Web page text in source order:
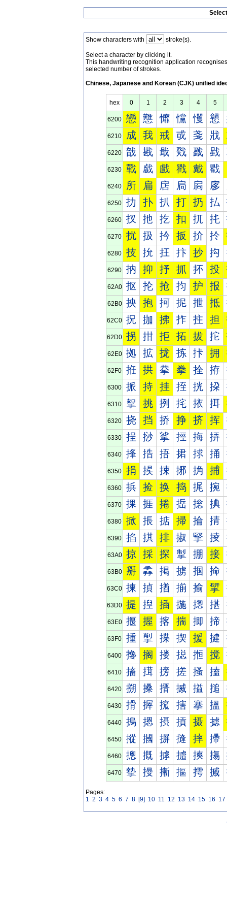
Show characters with stroke(s).
Select a character by clicking it.
This handwriting recognition application
selected number of strokes.
Chinese, Japanese and Korean (CJK) unified
hex 0 1 2 3 4 5
6200 戀 戁 戂 戃 戄 戅
6210 成 我 戒 戓 戔 戕
6220 戠 戡 戢 戣 戤 戥
6230 戰 戱 戲 戳 戴 戵
6240 所 扁 扂 扃 扄 扅
6250 扐 扑 扒 打 扔 払
6260 扠 扡 扢 扣 扤 扥
6270 扰 扱 扲 扳 扴 扵
6280 技 抁 抂 抃 抄 抅
6290 抐 抑 抒 抓 抔 投
62A0 抠 抡 抢 抣 护 报
62B0 抰 抱 抲 抳 抴 抵
62C0 拀 拁 拂 拃 拄 担
62D0 拐 拑 拒 拓 拔 拕
62E0 拠 拡 拢 拣 拤 拥
62F0 拰 拱 拲 拳 拴 拵
6300 挀 持 挂 挃 挄 挅
6310 挐 挑 挒 挓 挔 挕
6320 挠 挡 挢 挣 挤 挥
6330 挰 挱 挲 挳 挴 挵
6340 捀 捁 捂 捃 捄 捅
6350 捐 捑 捒 捓 捔 捕
6360 捠 捡 换 捣 捤 捥
6370 捰 捱 捲 捳 捴 捵
6380 掀 掁 掂 掃 掄 掅
6390 掐 掑 排 掓 掔 掕
63A0 掠 採 探 掣 掤 接
63B0 掰 掱 掲 掳 掴 掵
63C0 揀 揁 揂 揃 揄 揅
63D0 提 揑 插 揓 揔 揕
63E0 揠 握 揢 揣 揤 揥
63F0 揰 揱 揲 揳 援 揵
6400 搀 搁 搂 搃 搄 搅
6410 搐 搑 搒 搓 搔 搕
6420 搠 搡 搢 搣 搤 搥
6430 搰 搱 搲 搳 搴 搵
6440 摀 摁 摂 摃 摄 摅
6450 摐 摑 摒 摓 摔 摕
6460 摠 摡 摢 摣 摤 摥
6470 摰 摱 摲 摳 摴 摵
Pages:
1 2 3 4 5 6 7 8 [9] 10 11 12 13 14 15 16 17